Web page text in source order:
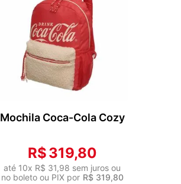
Mochila Coca-Cola Cozy
R$319,80
até 10x R$ 31,98 sem juros ou
no boleto ou PIX por R$ 319,80
ADICIONAR AO
CARRINHO